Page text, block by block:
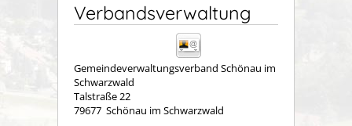
Verbandsverwaltung
Gemeindeverwaltungsverband Schönau im
Schwarzwald
Talstraße 22
79677 Schönau im Schwarzwald